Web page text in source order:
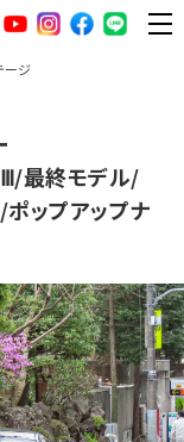
YouTubeInstagramfacebook
LINE
ージ
最終モデル/
ップアップナ